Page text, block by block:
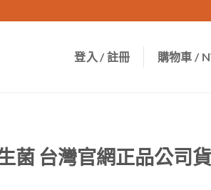
登入 / 註冊 購物車 /
菌 台灣官網正品公司貨